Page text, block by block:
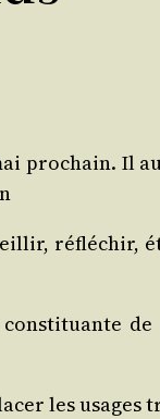
pro­chain. Il
réflé­chir,
les usages